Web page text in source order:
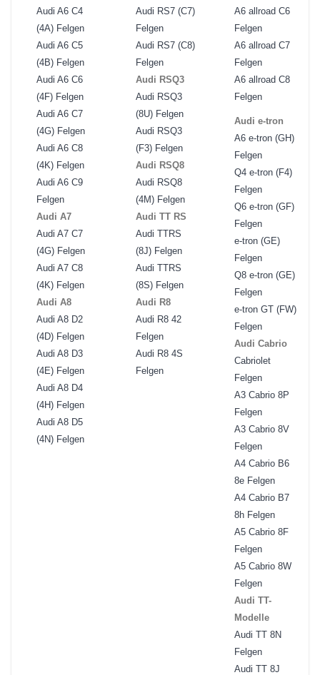
Audi A6 C4
(4A) Felgen
Audi A6 C5
(4B) Felgen
Audi A6 C6
(4F) Felgen
Audi A6 C7
(4G) Felgen
Audi A6 C8
(4K) Felgen
Audi A6 C9
Felgen
Audi A7
Audi A7 C7
(4G) Felgen
Audi A7 C8
(4K) Felgen
Audi A8
Audi A8 D2
(4D) Felgen
Audi A8 D3
(4E) Felgen
Audi A8 D4
(4H) Felgen
Audi A8 D5
(4N) Felgen
Audi RS7 (C7)
Felgen
Audi RS7 (C8)
Felgen
Audi RSQ3
Audi RSQ3
(8U) Felgen
Audi RSQ3
(F3) Felgen
Audi RSQ8
Audi RSQ8
(4M) Felgen
Audi TT RS
Audi TTRS
(8J) Felgen
Audi TTRS
(8S) Felgen
Audi R8
Audi R8 42
Felgen
Audi R8 4S
Felgen
A6 allroad C6
Felgen
A6 allroad C7
Felgen
A6 allroad C8
Felgen
Audi e-tron
A6 e-tron (GH)
Felgen
Q4 e-tron (F4)
Felgen
Q6 e-tron (GF)
Felgen
e-tron (GE)
Felgen
Q8 e-tron (GE)
Felgen
e-tron GT (FW)
Felgen
Audi Cabrio
Cabriolet
Felgen
A3 Cabrio 8P
Felgen
A3 Cabrio 8V
Felgen
A4 Cabrio B6
8e Felgen
A4 Cabrio B7
8h Felgen
A5 Cabrio 8F
Felgen
A5 Cabrio 8W
Felgen
Audi TT-
Modelle
Audi TT 8N
Felgen
Audi TT 8J